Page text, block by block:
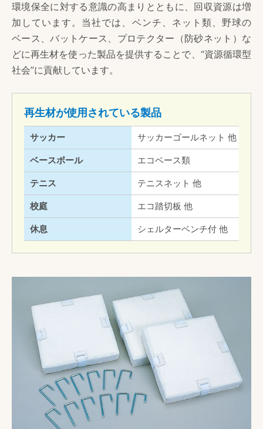
環境保全に対する意識の高まりとともに、回収資源は増
加しています。当社では、ベンチ、ネット類、野球の
ベース、バットケース、プロテクター（防砂ネット）な
どに再生材を使った製品を提供することで、“資源循環型
社会”に貢献しています。
再生材が使用されている製品
サッカー サッカーゴールネット 他
ベースボール エコベース類
テニス テニスネット 他
校庭 エコ踏切板 他
休息 シェルターベンチ付 他